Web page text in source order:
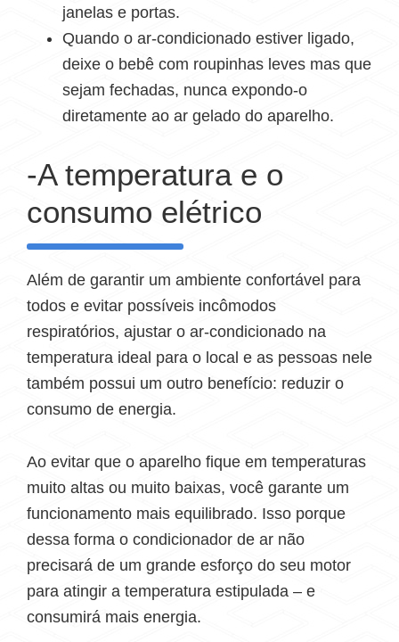
janelas e portas.
Quando o ar-condicionado estiver ligado,
deixe o bebê com roupinhas leves mas que
sejam fechadas, nunca expondo-o
diretamente ao ar gelado do aparelho.
-A temperatura e o
consumo elétrico
Além de garantir um ambiente confortável para
todos e evitar possíveis incômodos
respiratórios, ajustar o ar-condicionado na
temperatura ideal para o local e as pessoas nele
também possui um outro benefício: reduzir o
consumo de energia.
Ao evitar que o aparelho fique em temperaturas
muito altas ou muito baixas, você garante um
funcionamento mais equilibrado. Isso porque
dessa forma o condicionador de ar não
precisará de um grande esforço do seu motor
para atingir a temperatura estipulada – e
consumirá mais energia.